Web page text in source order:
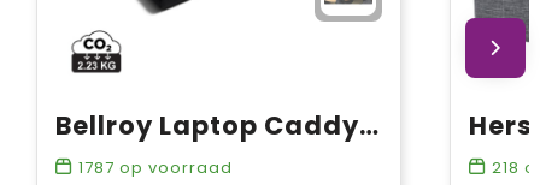
Bellroy Laptop Caddy 16"
1787 op voorraad
218